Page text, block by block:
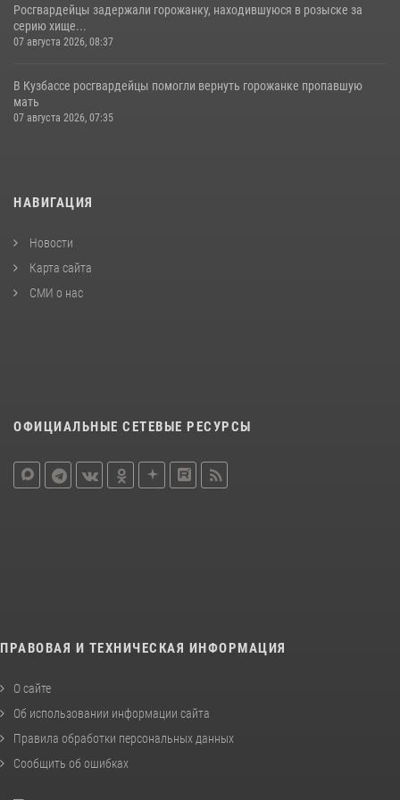
Росгвардейцы задержали горожанку, находившуюся в розыске за
серию хище...
07 августа 2026, 08:37
В Кузбассе росгвардейцы помогли вернуть горожанке пропавшую
мать
07 августа 2026, 07:35
НАВИГАЦИЯ
Новости
Карта сайта
СМИ о нас
ОФИЦИАЛЬНЫЕ СЕТЕВЫЕ РЕСУРСЫ
ПРАВОВАЯ И ТЕХНИЧЕСКАЯ ИНФОРМАЦИЯ
О сайте
Об использовании информации сайта
Правила обработки персональных данных
Сообщить об ошибках